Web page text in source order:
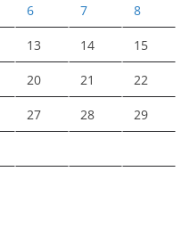
6 7 8
13 14 15
20 21 22
27 28 29